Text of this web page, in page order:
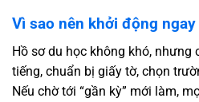
Vì sao nên khởi động
Hồ sơ du học không khó, nhưng
tiếng, chuẩn bị giấy tờ, chọn
Nếu chờ tới “gần kỳ” mới làm,